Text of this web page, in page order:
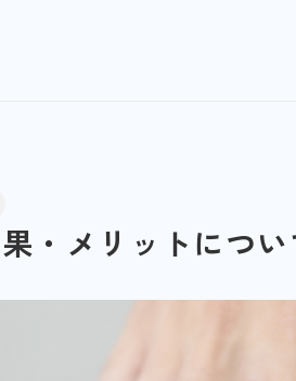
・メリットにつ